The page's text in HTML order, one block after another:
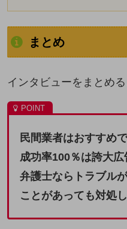
まとめ
インタビューをまとめる
民間業者はおすすめ
成功率100％は誇大
弁護士ならトラブル
ことがあっても対処